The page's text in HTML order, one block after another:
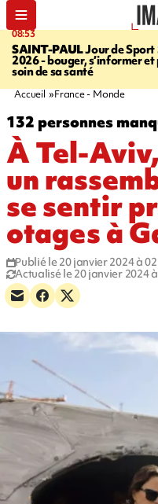
08:53
SAINT-PAULJour de Sport
2026 - bouger, s’informer
soin de sa santé
Accueil France - Monde
132 personnes
À Tel-
un
se sentir
otages à
Publié le 20 janvier 2024 à
Actualisé le 20 janvier 2024